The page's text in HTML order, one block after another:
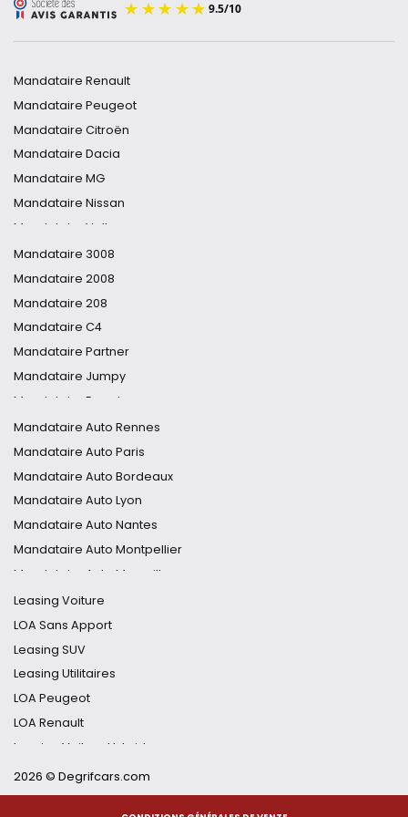
Mandataire Renault
Mandataire Peugeot
Mandataire Citroën
Mandataire Dacia
Mandataire MG
Mandataire Nissan
Mandataire Volkswagen
Mandataire Toyota
Mandataire DS
Mandataire Audi
Mandataire Hyundai
Mandataire Opel
Mandataire Cupra
Mandataire Ford
Mandataire Fiat
Mandataire 3008
Mandataire 2008
Mandataire 208
Mandataire C4
Mandataire Partner
Mandataire Jumpy
Mandataire Expert
Mandataire DS7
Mandataire Tucson
Mandataire Clio
Mandataire 5008
Mandataire C5 Aircross
Mandataire Duster
Mandataire MG4
Mandataire Qashqai
Mandataire Auto Rennes
Mandataire Auto Paris
Mandataire Auto Bordeaux
Mandataire Auto Lyon
Mandataire Auto Nantes
Mandataire Auto Montpellier
Mandataire Auto Marseille
Mandataire Auto Nice
Mandataire Auto Nancy
Mandataire Auto Toulouse
Mandataire Auto Strasbourg
Mandataire Auto Grenoble
Mandataire Auto Lille
Mandataire Auto Toulon
Leasing Voiture
LOA Sans Apport
Leasing SUV
Leasing Utilitaires
LOA Peugeot
LOA Renault
Leasing Voiture Hybride
Leasing Voiture Électrique
Financement Auto Flexible
2026 © Degrifcars.com